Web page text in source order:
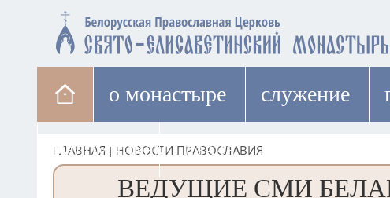
о монастыре cлужение
паломникам лавка
ГЛАВНАЯ | НОВОСТИ ПРАВОСЛАВИЯ
ВЕДУЩИЕ СМИ